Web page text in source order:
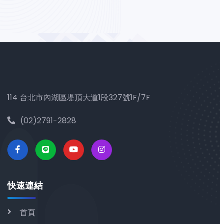
114 台北市內湖區堤頂大道1段327號1F/7F
(02)2791-2828
快速連結
首頁